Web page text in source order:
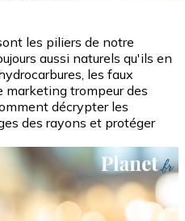
les piliers de notre
aussi naturels qu'ils en
les faux
marketing trompeur des
décrypter les
des rayons et protéger